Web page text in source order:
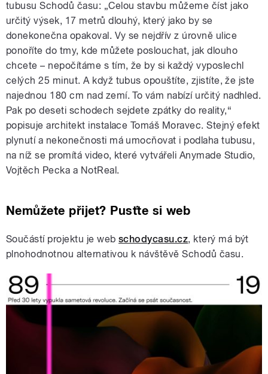
tubusu Schodů času: „Celou stavbu můžeme číst jako
určitý výsek, 17 metrů dlouhý, který jako by se
donekonečna opakoval. Vy se nejdřív z úrovně ulice
ponoříte do tmy, kde můžete poslouchat, jak dlouho
chcete – nepočítáme s tím, že by si každý vyposlechl
celých 25 minut. A když tubus opouštíte, zjistíte, že jste
najednou 180 cm nad zemí. To vám nabízí určitý nadhled.
Pak po deseti schodech sejdete zpátky do reality,“
popisuje architekt instalace Tomáš Moravec. Stejný efekt
plynutí a nekonečnosti má umocňovat i podlaha tubusu,
na níž se promítá video, které vytvářeli Anymade Studio,
Vojtěch Pecka a NotReal.
Nemůžete přijet? Pusťte si web
Součástí projektu je web schodycasu.cz, který má být
plnohodnotnou alternativou k návštěvě Schodů času.